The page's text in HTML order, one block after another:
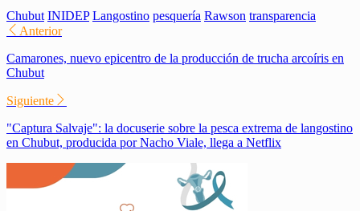
Compartir
Chubut INIDEP Langostino pesquería Rawson transparencia
Anterior
Camarones, nuevo epicentro de la producción de trucha arcoíris en
Chubut
Siguiente
"Captura Salvaje": la docuserie sobre la pesca extrema de langostino
en Chubut, producida por Nacho Viale, llega a Netflix